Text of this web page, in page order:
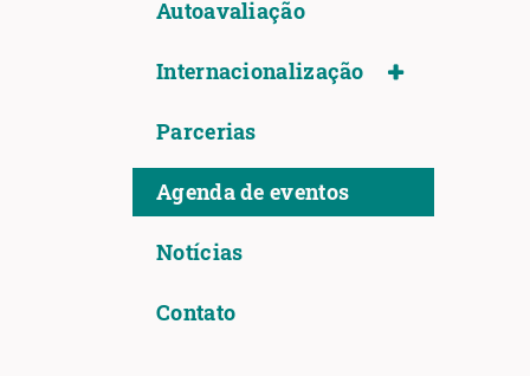
Autoavaliação
Internacionalização
Parcerias
Agenda de eventos
Notícias
Contato